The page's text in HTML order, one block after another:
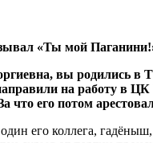
«Ты мой
вы родились в
на работу в
что его потом
его коллега,